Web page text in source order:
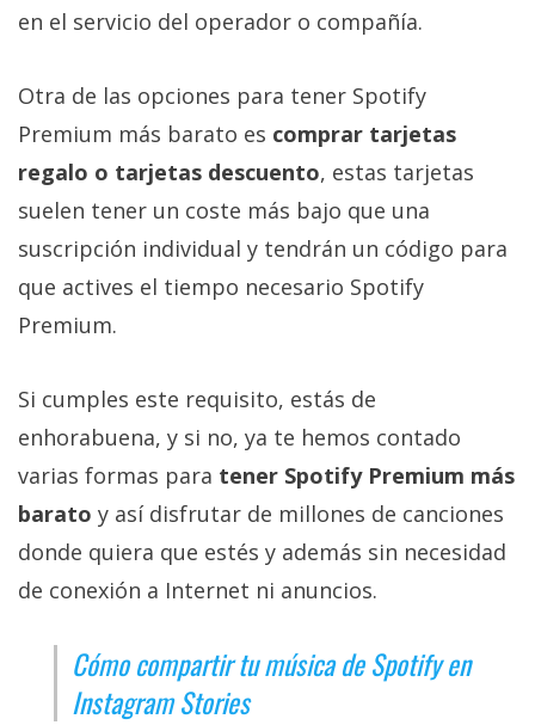
en el servicio del operador o compañía.
Otra de las opciones para tener Spotify
Premium más barato es comprar tarjetas
regalo o tarjetas descuento, estas tarjetas
suelen tener un coste más bajo que una
suscripción individual y tendrán un código para
que actives el tiempo necesario Spotify
Premium.
Si cumples este requisito, estás de
enhorabuena, y si no, ya te hemos contado
varias formas para tener Spotify Premium más
barato y así disfrutar de millones de canciones
donde quiera que estés y además sin necesidad
de conexión a Internet ni anuncios.
Cómo compartir tu música de Spotify en
Instagram Stories